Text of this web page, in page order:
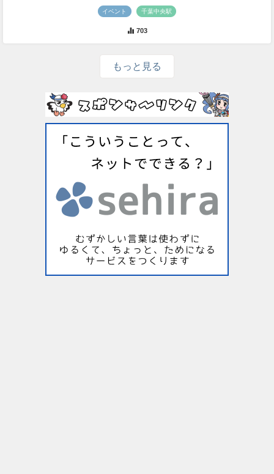
イベント 千葉中央駅
703
もっと見る